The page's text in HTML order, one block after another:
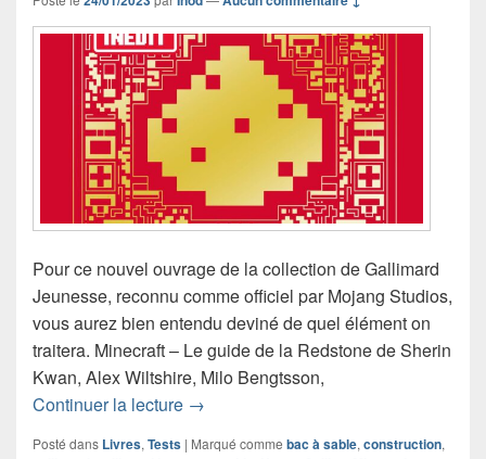
Pour ce nouvel ouvrage de la collection de Gallimard
Jeunesse, reconnu comme officiel par Mojang Studios,
vous aurez bien entendu deviné de quel élément on
traitera. Minecraft – Le guide de la Redstone de Sherin
Kwan, Alex Wiltshire, Milo Bengtsson,
Continuer la lecture Chronique Minecraft – Le guide de la
→
Posté dans Livres, Tests | Marqué comme bac à sable, construction,